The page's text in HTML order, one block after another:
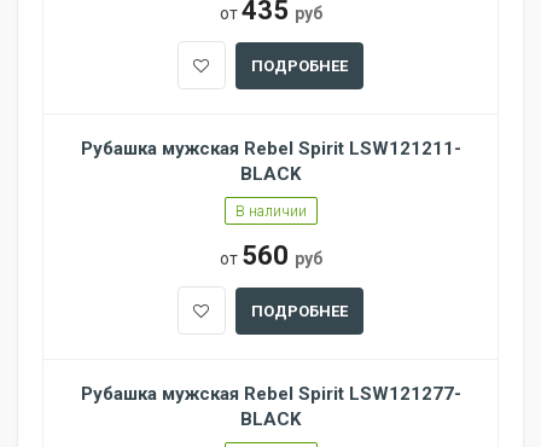
от435 руб
ПОДРОБНЕЕ
Рубашка мужская Rebel Spirit LSW121211-
BLACK
В наличии
от 560 руб
ПОДРОБНЕЕ
Рубашка мужская Rebel Spirit LSW121277-
BLACK